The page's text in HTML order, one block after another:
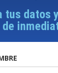
tus datos
de